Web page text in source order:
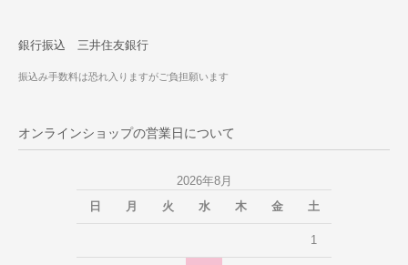
銀行振込 三井住友銀行
振込み手数料は恐れ入りますがご負担願います
オンラインショップの営業日について
2026年8月
日
月 火 水 木 金 土
1